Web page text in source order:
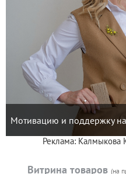
Мотивацию и поддержку
Реклама:
Витрина товаров (на